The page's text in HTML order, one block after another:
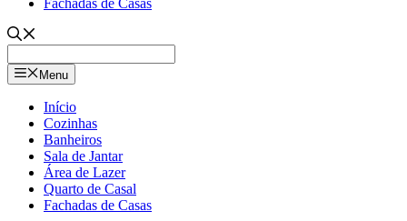
Fachadas de Casas
Menu
Início
Cozinhas
Banheiros
Sala de Jantar
Área de Lazer
Quarto de Casal
Fachadas de Casas